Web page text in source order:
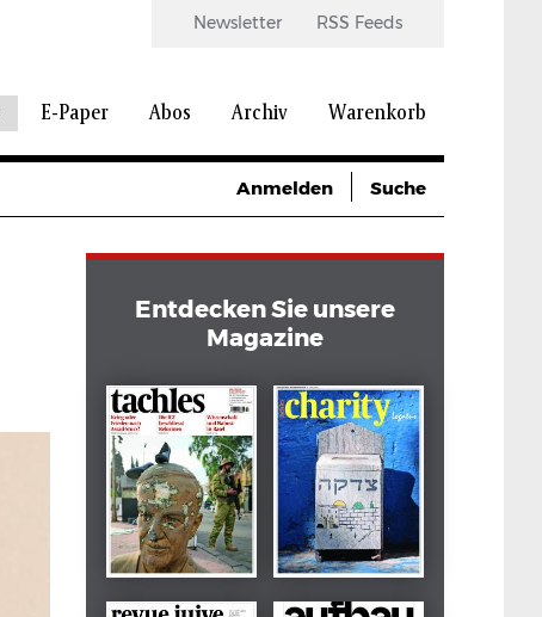
Newsletter RSS Feeds
E-Paper Abos Archiv Warenkorb
Anmelden Suche
Entdecken Sie unsere
Magazine
Dezember 2024 März 2026